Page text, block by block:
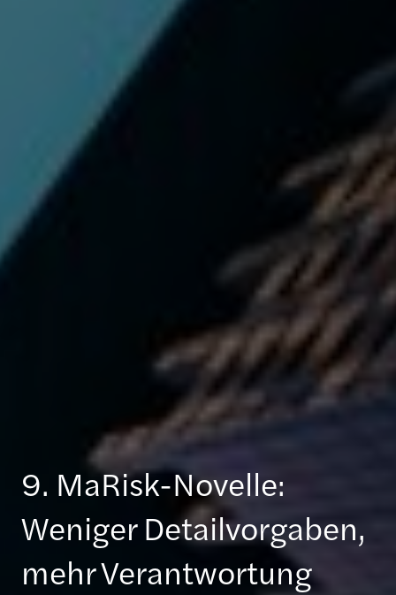
9. MaRisk-Novelle:
Weniger Detailvorgaben,
mehr Verantwortung